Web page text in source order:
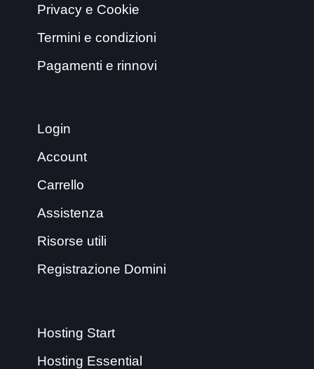
Privacy e Cookie
Termini e condizioni
Pagamenti e rinnovi
Login
Account
Carrello
Assistenza
Risorse utili
Registrazione Domini
Hosting Start
Hosting Essential